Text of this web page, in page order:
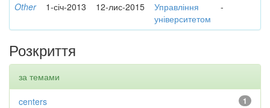
Other 1-січ-2013 12-лис-2015
Управління
університетом
-
Розкриття
за темами
1
centers